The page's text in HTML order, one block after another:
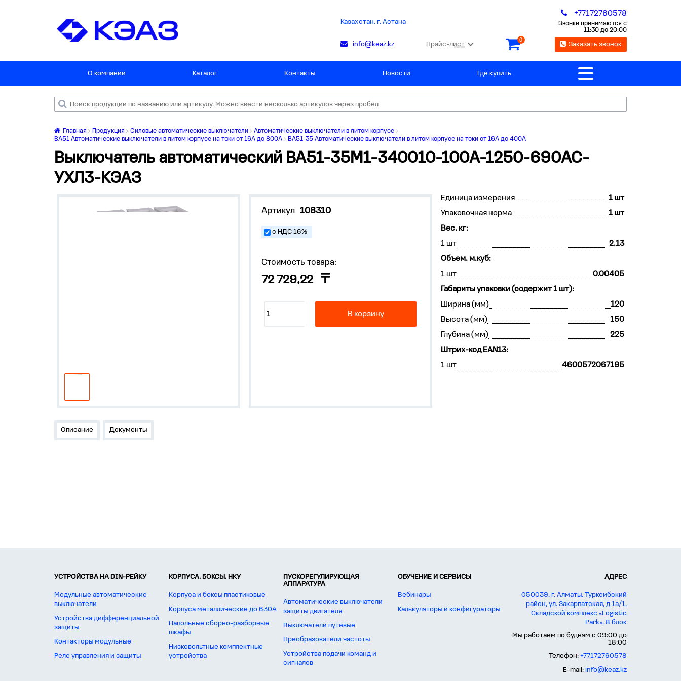
Казахстан, г. Астана
+77172760578
Звонки принимаются с
11:30 до 20:00
info@keaz.kz Прайс-лист
0
Заказать звонок
О компании Каталог Контакты Новости Где купить
Главная Продукция Силовые автоматические выключатели
Автоматические выключатели в литом корпусе
ВА51 Автоматические выключатели в литом корпусе на токи от 16А до 800А
ВА51-35 Автоматические выключатели в литом корпусе на токи от 16А до 400А
Выключатель автоматический ВА51-35М1-340010-100А-1250-690AC-
УХЛ3-КЭАЗ
Артикул 108310
с НДС 16%
Стоимость товара:
72 729,22
В корзину
Единица измерения
1 шт
Упаковочная норма
1 шт
Вес, кг:
1 шт
2.13
Объем, м.куб:
1 шт
0.00405
Габариты упаковки (содержит 1 шт):
Ширина (мм)
120
Высота (мм)
150
Глубина (мм)
225
Штрих-код EAN13:
1 шт
4600572067195
Описание Документы
УСТРОЙСТВА НА DIN-РЕЙКУ
Модульные автоматические
выключатели
Устройства дифференциальной
защиты
Контакторы модульные
Реле управления и защиты
КОРПУСА, БОКСЫ, НКУ
Корпуса и боксы пластиковые
Корпуса металлические до 630А
Напольные сборно-разборные
шкафы
Низковольтные комплектные
устройства
ПУСКОРЕГУЛИРУЮЩАЯ
АППАРАТУРА
Автоматические выключатели
защиты двигателя
Выключатели путевые
Преобразователи частоты
Устройства подачи команд и
сигналов
ОБУЧЕНИЕ И СЕРВИСЫ
Вебинары
Калькуляторы и конфигураторы
АДРЕС
050039, г. Алматы, Турксибский
район, ул. Закарпатская, д 1а/1,
Складской комплекс «Logistic
Park», 8 блок
Мы работаем по будням с 09:00 до
18:00
Телефон: +77172760578
E-mail: info@keaz.kz